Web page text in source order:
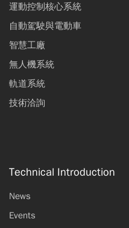
運動控制核心系統
自動駕駛與電動車
智慧工廠
無人機系統
軌道系統
技術洽詢
Technical Introduction
News
Events